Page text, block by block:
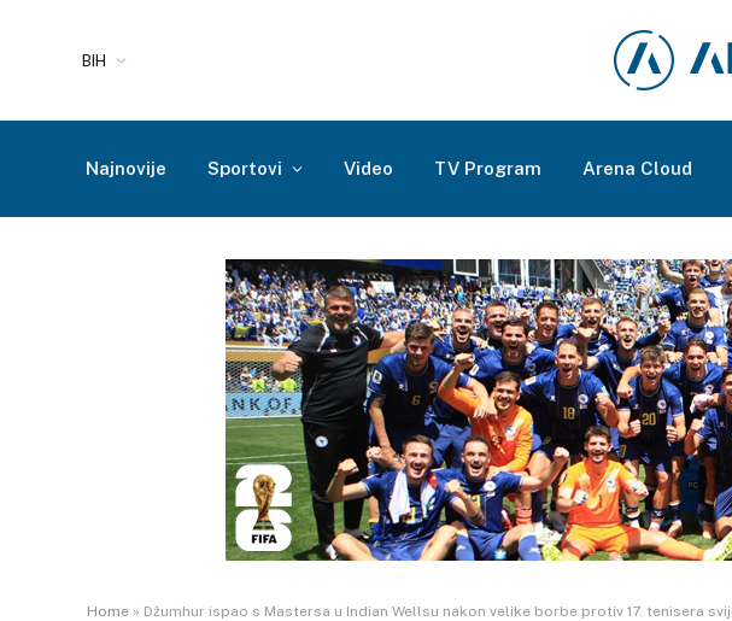
BIH
Najnovije Sportovi Video TV Program Arena Cloud
Home » Džumhur ispao s Mastersa u Indian Wellsu nakon velike borbe protiv 17. tenisera